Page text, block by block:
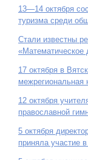
13—14 октября
туризма среди
Стали известны
«Математическое
17 октября в
межрегиональная
12 октября
православной
5 октября
приняла участие